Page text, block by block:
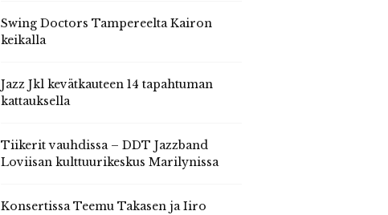
Swing Doctors Tampereelta Kairon
keikalla
Jazz Jkl kevätkauteen 14 tapahtuman
kattauksella
Tiikerit vauhdissa – DDT Jazzband
Loviisan kulttuurikeskus Marilynissa
Konsertissa Teemu Takasen ja Iiro